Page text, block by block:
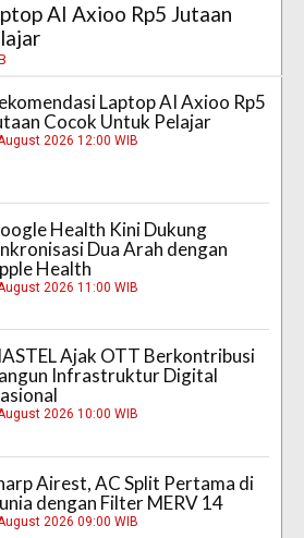
AI Axioo Rp5 Jutaan
Laptop AI Axioo Rp5
Cocok Untuk Pelajar
2026 12:00 WIB
Health Kini Dukung
Dua Arah dengan
Health
2026 11:00 WIB
Ajak OTT Berkontribusi
Infrastruktur Digital
2026 10:00 WIB
Airest, AC Split Pertama di
dengan Filter MERV 14
2026 09:00 WIB